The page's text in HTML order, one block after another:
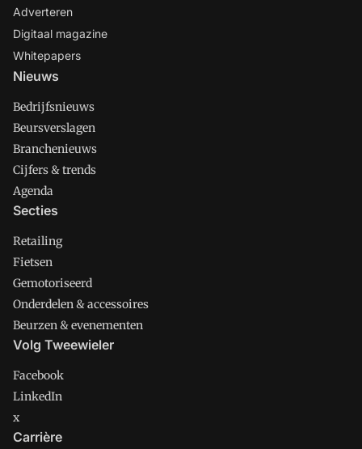
Adverteren
Digitaal magazine
Whitepapers
Nieuws
Bedrijfsnieuws
Beursverslagen
Branchenieuws
Cijfers & trends
Agenda
Secties
Retailing
Fietsen
Gemotoriseerd
Onderdelen & accessoires
Beurzen & evenementen
Volg Tweewieler
Facebook
LinkedIn
x
Carrière